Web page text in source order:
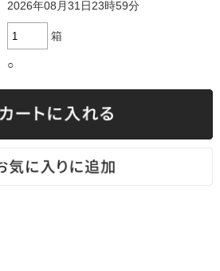
2026年08月31日23時59分
箱
○